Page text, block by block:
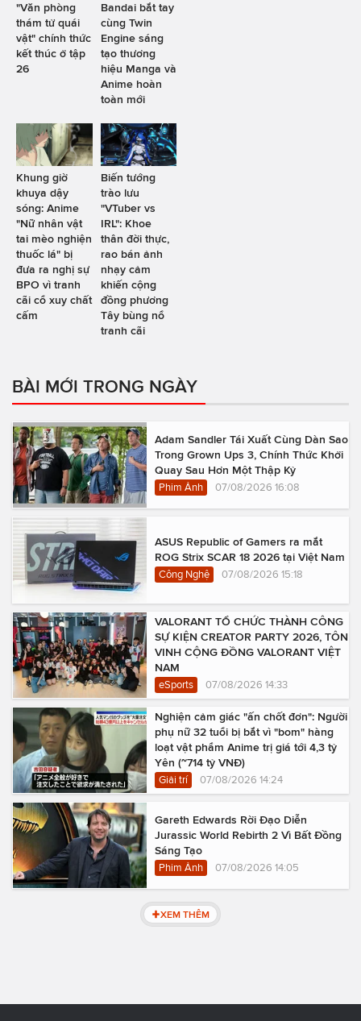
"Văn phòng
thám tử quái
vật" chính thức
kết thúc ở tập
26
Bandai bắt tay
cùng Twin
Engine sáng
tạo thương
hiệu Manga và
Anime hoàn
toàn mới
Khung giờ
khuya dậy
sóng: Anime
"Nữ nhân vật
tai mèo nghiện
thuốc lá" bị
đưa ra nghị sự
BPO vì tranh
cãi cổ xuy chất
cấm
Biến tướng
trào lưu
"VTuber vs
IRL": Khoe
thân đời thực,
rao bán ảnh
nhạy cảm
khiến cộng
đồng phương
Tây bùng nổ
tranh cãi
BÀI MỚI TRONG NGÀY
Adam Sandler Tái Xuất Cùng Dàn Sao
Trong Grown Ups 3, Chính Thức Khởi
Quay Sau Hơn Một Thập Kỷ
Phim Ảnh 07/08/2026 16:08
ASUS Republic of Gamers ra mắt
ROG Strix SCAR 18 2026 tại Việt Nam
Công Nghệ 07/08/2026 15:18
VALORANT TỔ CHỨC THÀNH CÔNG
SỰ KIỆN CREATOR PARTY 2026, TÔN
VINH CỘNG ĐỒNG VALORANT VIỆT
NAM
eSports 07/08/2026 14:33
Nghiện cảm giác "ấn chốt đơn": Người
phụ nữ 32 tuổi bị bắt vì "bom" hàng
loạt vật phẩm Anime trị giá tới 4,3 tỷ
Yên (~714 tỷ VNĐ)
Giải trí 07/08/2026 14:24
Gareth Edwards Rời Đạo Diễn
Jurassic World Rebirth 2 Vì Bất Đồng
Sáng Tạo
Phim Ảnh 07/08/2026 14:05
XEM THÊM